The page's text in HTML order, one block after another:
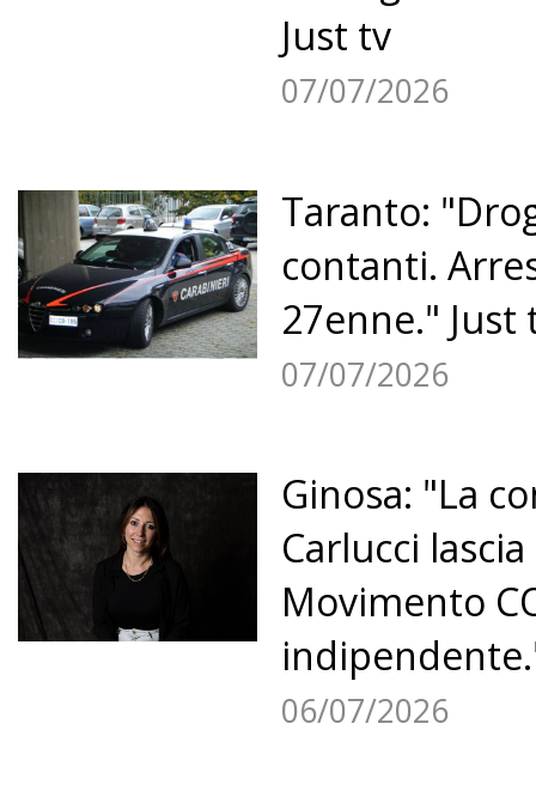
Just tv
07/07/2026
Taranto:
contanti.
27enne." Just
07/07/2026
Ginosa: "La
Carlucci
Movimento
06/07/2026